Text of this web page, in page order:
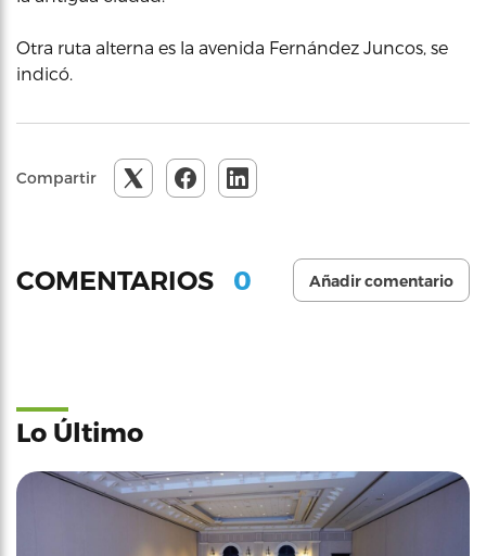
Otra ruta alterna es la avenida Fernández Juncos, se
indicó.
Compartir
COMENTARIOS 0 Añadir comentario
Lo Último